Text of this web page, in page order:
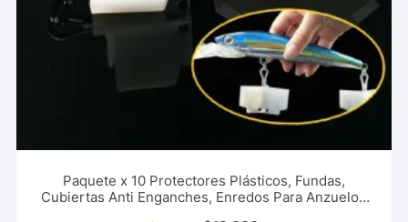
Paquete x 10 Protectores Plásticos, Fundas,
Cubiertas Anti Enganches, Enredos Para Anzuelos